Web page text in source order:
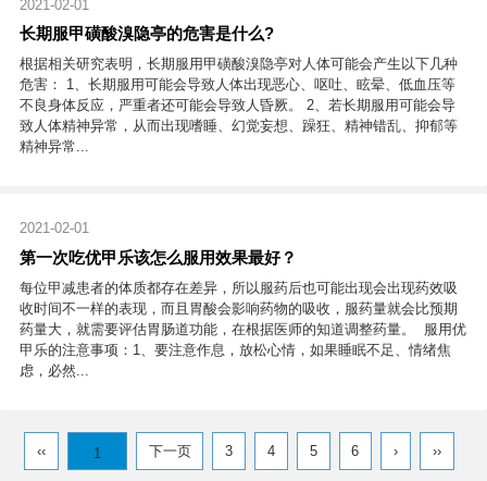
2021-02-01
长期服甲磺酸溴隐亭的危害是什么?
根据相关研究表明，长期服用甲磺酸溴隐亭对人体可能会产生以下几种
危害： 1、长期服用可能会导致人体出现恶心、呕吐、眩晕、低血压等
不良身体反应，严重者还可能会导致人昏厥。 2、若长期服用可能会导
致人体精神异常，从而出现嗜睡、幻觉妄想、躁狂、精神错乱、抑郁等
精神异常...
2021-02-01
第一次吃优甲乐该怎么服用效果最好？
每位甲减患者的体质都存在差异，所以服药后也可能出现会出现药效吸
收时间不一样的表现，而且胃酸会影响药物的吸收，服药量就会比预期
药量大，就需要评估胃肠道功能，在根据医师的知道调整药量。 服用优
甲乐的注意事项：1、要注意作息，放松心情，如果睡眠不足、情绪焦
虑，必然...
‹‹ 1 下一页 3 4 5 6 › ››